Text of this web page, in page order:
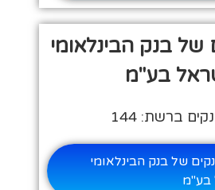
של בנק הבינלאומי
בע"מ
ברשת: 144
של בנק הבינלאומי
בע"מ